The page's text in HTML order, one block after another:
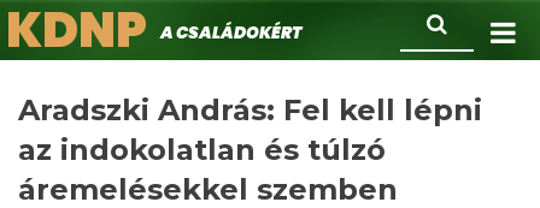
Ugrás
a
Keresés
KDNPA családokért.
Aradszki András: Fel kell lépni
az indokolatlan és túlzó
áremelésekkel szemben